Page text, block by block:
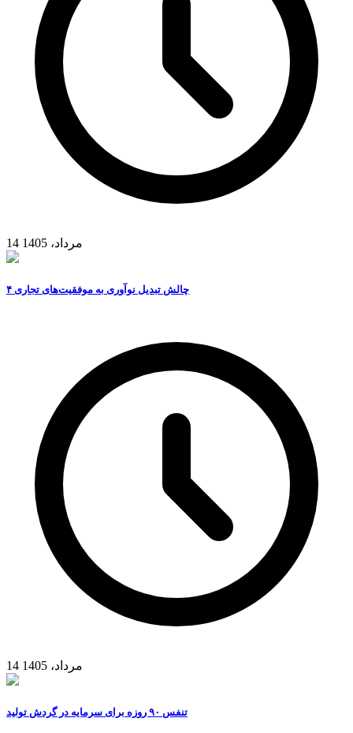
14 مرداد، 1405
۴ چالش تبدیل نوآوری به موفقیت‌های تجاری
14 مرداد، 1405
تنفس ۹۰ روزه برای سرمایه در گردش تولید